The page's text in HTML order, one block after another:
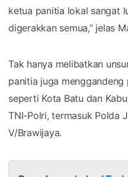
ketua panitia lokal sangat
digerakkan semua,” jelas
Tak hanya melibatkan
panitia juga
seperti Kota Batu dan
TNI-Polri, termasuk Polda
V/Brawijaya.